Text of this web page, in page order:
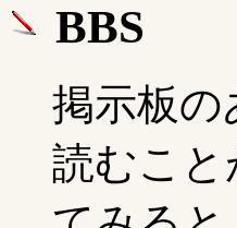
BBS
掲示板の
読むこと